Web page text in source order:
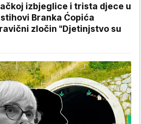
izbjeglice i trista djece u
Branka Ćopića
zločin "Djetinjstvo su